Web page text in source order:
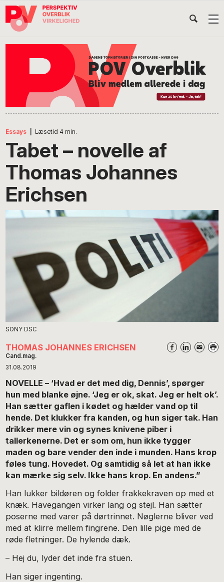
Gå
direkte
Skip
indhold
Gå
direkte
Essays Læsetid 4 min.
Tabet – novelle af
Thomas Johannes
Erichsen
SONY DSC
THOMAS JOHANNES ERICHSEN
Cand.mag.
31.08.2019
NOVELLE – ‘Hvad er det med dig, Dennis’, spørger
hun med blanke øjne. ‘Jeg er ok, skat. Jeg er helt ok’.
Han sætter gaflen i kødet og hælder vand op til
hende. Det klukker fra kanden, og hun siger tak. Han
drikker mere vin og synes knivene piber i
tallerkenerne. Det er som om, hun ikke tygger
maden og bare vender den inde i munden. Hans krop
føles tung. Hovedet. Og samtidig så let at han ikke
kan mærke sig selv. Ikke hans krop. En andens.”
Han lukker bildøren og folder frakkekraven op med et
knæk. Havegangen virker lang og stejl. Han sætter
poserne med varer på dørtrinnet. Nøglerne bliver ved
med at klirre mellem fingrene. Den lille pige med de
røde fletninger. De hylende dæk.
– Hej du, lyder det inde fra stuen.
Han siger ingenting.